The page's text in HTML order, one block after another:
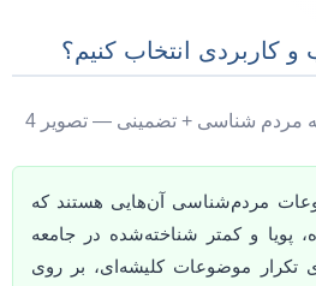
کاربردی انتخاب کنیم؟
مردم‌شناسی آن‌هایی هستند که
پویا و کمتر شناخته‌شده در جامعه
تکرار موضوعات کلیشه‌ای، بر روی